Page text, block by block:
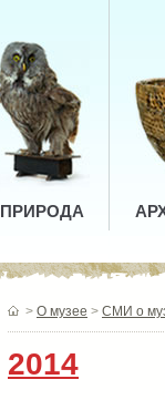
ПРИРОДА
> О музее > СМИ о
2014